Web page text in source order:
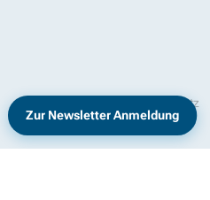
Datenschutz
Zur Newsletter Anmeldung